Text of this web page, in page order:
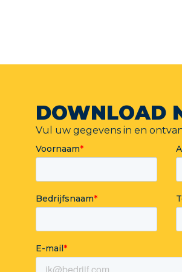
DOWNLOAD
Vul uw gegevens in en